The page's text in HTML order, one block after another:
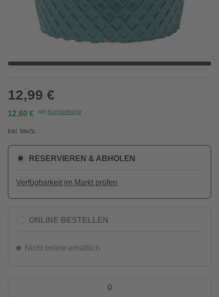
12,99 €
12,60 € mit Kundenkarte
Inkl. MwSt.
RESERVIEREN & ABHOLEN
Verfügbarkeit im Markt prüfen
ONLINE BESTELLEN
Nicht online erhältlich